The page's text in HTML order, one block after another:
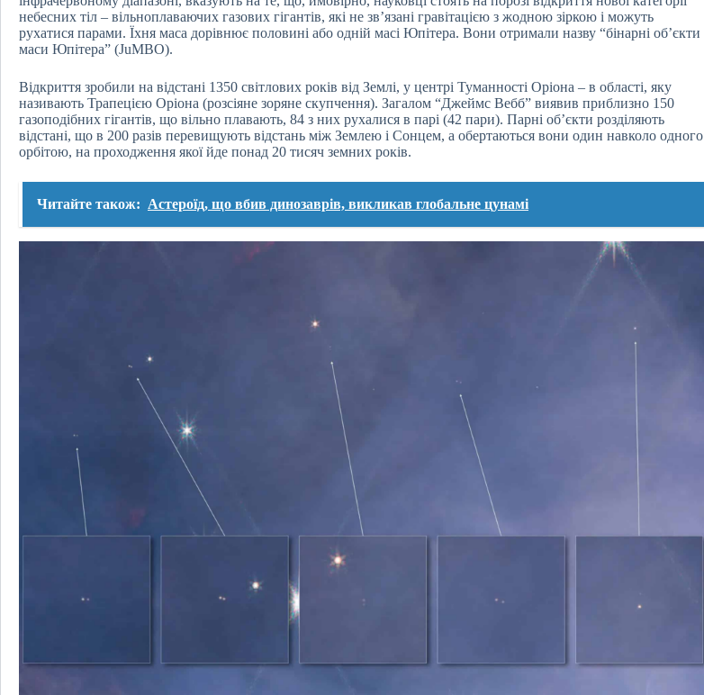
небесних тіл – вільноплаваючих газових гігантів, які не зв’язані гравітацією з жодною зіркою і можуть
рухатися парами. Їхня маса дорівнює половині або одній масі Юпітера. Вони отримали назву “бінарні об’єкти
маси Юпітера” (JuMBO).
Відкриття зробили на відстані 1350 світлових років від Землі, у центрі Туманності Оріона – в області, яку
називають Трапецією Оріона (розсіяне зоряне скупчення). Загалом “Джеймс Вебб” виявив приблизно 150
газоподібних гігантів, що вільно плавають, 84 з них рухалися в парі (42 пари). Парні об’єкти розділяють
відстані, що в 200 разів перевищують відстань між Землею і Сонцем, а обертаються вони один навколо одного
орбітою, на проходження якої йде понад 20 тисяч земних років.
Читайте також: Астероїд, що вбив динозаврів, викликав глобальне цунамі